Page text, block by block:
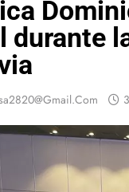
durante